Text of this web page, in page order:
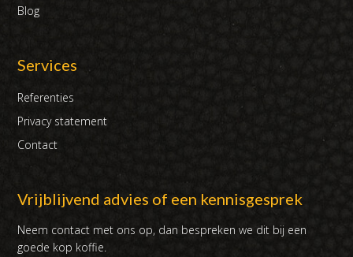
Blog
Services
Referenties
Privacy statement
Contact
Vrijblijvend advies of een kennisgesprek
Neem contact met ons op, dan bespreken we dit bij een
goede kop koffie.